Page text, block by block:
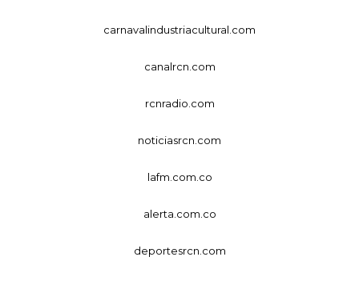
carnavalindustriacultural.com
canalrcn.com
rcnradio.com
noticiasrcn.com
lafm.com.co
alerta.com.co
deportesrcn.com